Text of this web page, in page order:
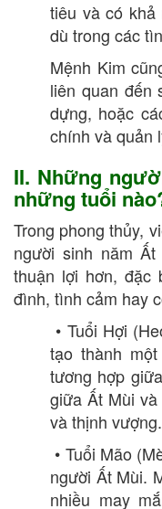
tiêu và có khả
dù trong các
Mệnh Kim
liên quan đến
dựng, hoặc
chính và quản
II. Những
những tuổi
Trong phong thủy,
người sinh năm
thuận lợi hơn, đặc
đình, tình cảm hay
• Tuổi Hợi
tạo thành
tương hợp
giữa Ất Mùi
và thịnh vượng.
• Tuổi Mão
người Ất Mùi.
nhiều may